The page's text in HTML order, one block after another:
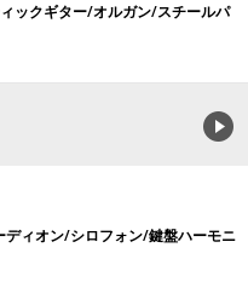
ックギター/オルガン/スチールパ
ィオン/シロフォン/鍵盤ハーモニ